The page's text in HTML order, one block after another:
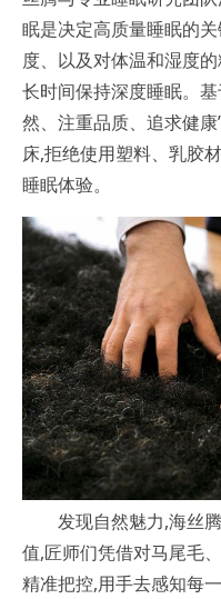
眠是决定高质量睡眠的
度、以及对体温和湿度
长时间保持深度睡眠。
然、注重品质、追求健
床,拒绝使用塑料、乳胶
睡眠体验。
发现自然魅力,海丝
值,匠师们凭借对马尾毛
精准把控,用手去感知每